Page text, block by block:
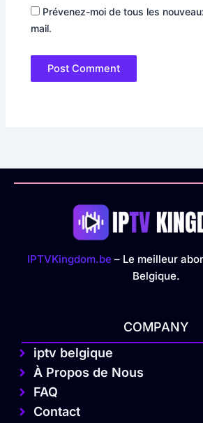
Prévenez-moi de tous les
mail.
IPTVKingdom.be – Le meilleur
Belgique.
COMPANY
iptv belgique
À Propos de Nous
FAQ
Contact